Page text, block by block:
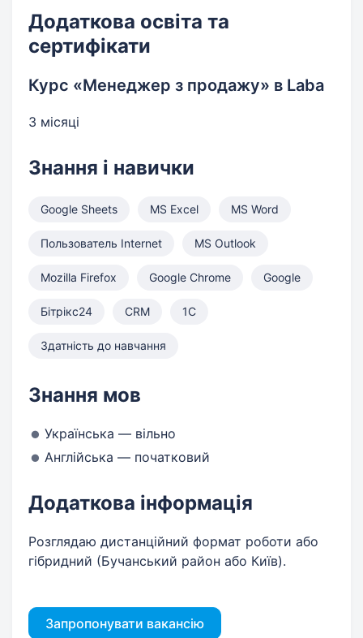
Додаткова освіта та
сертифікати
Курс «Менеджер з продажу» в Laba
3 місяці
Знання і навички
Google Sheets MS Excel MS Word
Пользователь Internet MS Outlook
Mozilla Firefox Google Chrome Google
Бітрікс24 CRM 1С
Здатність до навчання
Знання мов
Українська — вільно
Англійська — початковий
Додаткова інформація
Розглядаю дистанційний формат роботи або
гібридний (Бучанський район або Київ).
Запропонувати вакансію